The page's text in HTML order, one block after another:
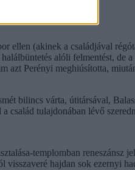
ellen (akinek a családjával
alóli felmentést, de
azt Perényi meghiúsította,
bilincs várta, útitársával,
család tulajdonában lévő
templomban reneszánsz
hajdan sok ezernyi